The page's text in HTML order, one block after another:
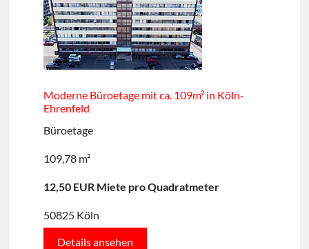
Moderne Büroetage mit ca. 109m² in Köln-
Ehrenfeld
Büroetage
109,78 m²
12,50 EUR Miete pro Quadratmeter
50825 Köln
Details ansehen